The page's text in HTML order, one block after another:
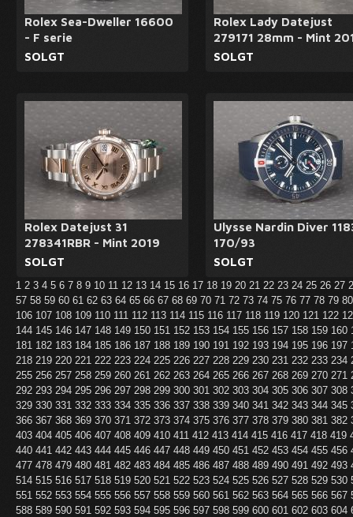
Rolex Sea-Dweller 16600
- F serie
SOLGT
Rolex Lady Datejust
279171 28mm - Mint
SOLGT
Rolex Datejust 31
278341RBR - Mint 2019
SOLGT
Ulysse Nardin Diver
170/93
SOLGT
1 2 3 4 5 6 7 8 9 10 11 12 13 14 15 16 17 18 19 20 21 22 23 24 25 26 27
57 58 59 60 61 62 63 64 65 66 67 68 69 70 71 72 73 74 75 76 77 78 79
106 107 108 109 110 111 112 113 114 115 116 117 118 119 120 121 122
144 145 146 147 148 149 150 151 152 153 154 155 156 157 158 159 160
181 182 183 184 185 186 187 188 189 190 191 192 193 194 195 196 197
218 219 220 221 222 223 224 225 226 227 228 229 230 231 232 233 234
255 256 257 258 259 260 261 262 263 264 265 266 267 268 269 270 271
292 293 294 295 296 297 298 299 300 301 302 303 304 305 306 307 308
329 330 331 332 333 334 335 336 337 338 339 340 341 342 343 344 345
366 367 368 369 370 371 372 373 374 375 376 377 378 379 380 381 382
403 404 405 406 407 408 409 410 411 412 413 414 415 416 417 418 419
440 441 442 443 444 445 446 447 448 449 450 451 452 453 454 455 456
477 478 479 480 481 482 483 484 485 486 487 488 489 490 491 492 493
514 515 516 517 518 519 520 521 522 523 524 525 526 527 528 529 530
551 552 553 554 555 556 557 558 559 560 561 562 563 564 565 566 567
588 589 590 591 592 593 594 595 596 597 598 599 600 601 602 603 604